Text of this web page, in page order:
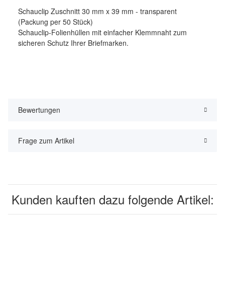
Schauclip Zuschnitt 30 mm x 39 mm - transparent
(Packung per 50 Stück)
Schauclip-Folienhüllen mit einfacher Klemmnaht zum
sicheren Schutz Ihrer Briefmarken.
Bewertungen
Frage zum Artikel
Kunden kauften dazu folgende Artikel: